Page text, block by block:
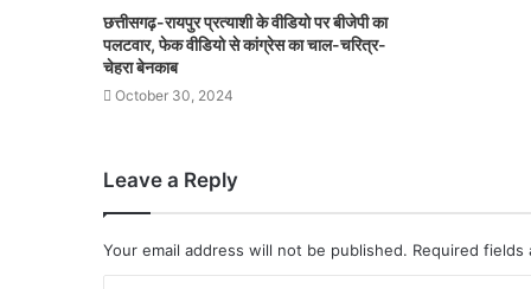
छत्तीसगढ़-रायपुर प्रत्याशी के वीडियो पर बीजेपी का
पलटवार, फेक वीडियो से कांग्रेस का चाल-चरित्र-
चेहरा बेनकाब
October 30, 2024
Leave a Reply
Your email address will not be published. Required